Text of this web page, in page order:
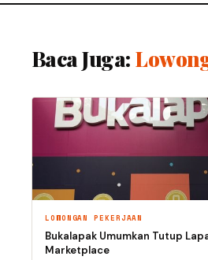
Baca Juga:
LOWONGAN PEKERJAAN
Bukalapak Umumkan Tutup
Marketplace